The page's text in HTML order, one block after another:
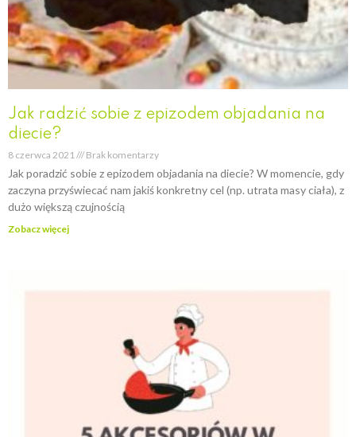
Jak radzić sobie z epizodem objadania na
diecie?
8 czerwca 2021 Brak komentarzy
Jak poradzić sobie z epizodem objadania na diecie? W momencie, gdy
zaczyna przyświecać nam jakiś konkretny cel (np. utrata masy ciała), z
dużo większą czujnością
Zobacz więcej